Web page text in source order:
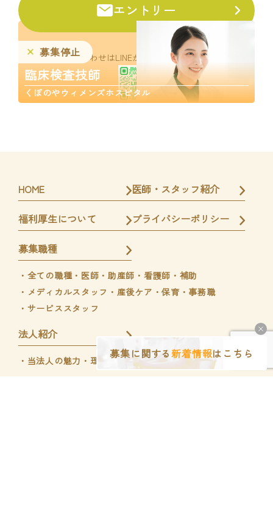
募集停止
臨床検査技師
くぼのやウィメンズホスピタル
募集に関する新着情報はこちら
エントリー
お問い合わせはLINEからお気軽にどうぞ。
HOME 医師・スタッフ紹介
福利厚生について プライバシーポリシー
募集職種
・全ての職種 ・医師 ・助産師・看護師・補助
・メディカルスタッフ ・産後ケア・保育 ・事務職
・サービススタッフ
法人紹介
・当法人の魅力 ・理事長インタビュー